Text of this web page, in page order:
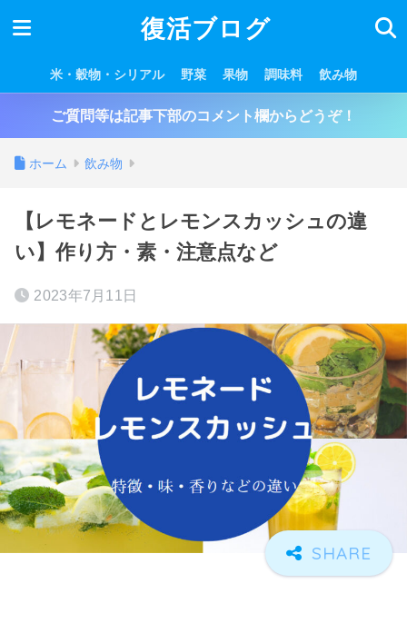
復活ブログ
米・穀物・シリアル 野菜 果物 調味料 飲み物
ご質問等は記事下部のコメント欄からどうぞ！
ホーム 飲み物
【レモネードとレモンスカッシュの違
い】作り方・素・注意点など
2023年7月11日